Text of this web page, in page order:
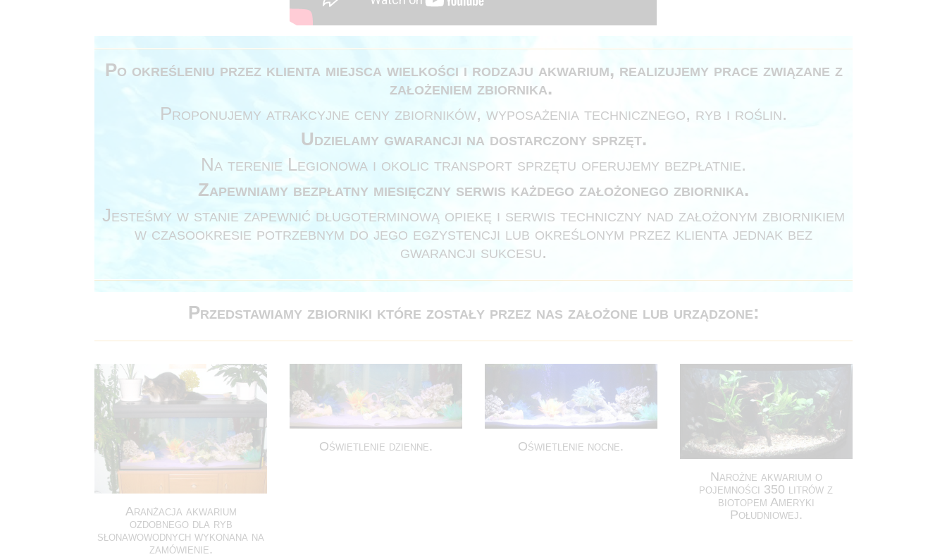
Po określeniu przez klienta miejsca wielkości i rodzaju akwarium, realizujemy prace związane z
założeniem zbiornika.
Proponujemy atrakcyjne ceny zbiorników, wyposażenia technicznego, ryb i roślin.
Udzielamy gwarancji na dostarczony sprzęt.
Na terenie Legionowa i okolic transport sprzętu oferujemy bezpłatnie.
Zapewniamy bezpłatny miesięczny serwis każdego założonego zbiornika.
Jesteśmy w stanie zapewnić długoterminową opiekę i serwis techniczny nad założonym zbiornikiem
w czasookresie potrzebnym do jego egzystencji lub określonym przez klienta jednak bez
gwarancji sukcesu.
Przedstawiamy zbiorniki które zostały przez nas założone lub urządzone:
Aranżacja akwarium
ozdobnego dla ryb
słonawowodnych wykonana na
zamówienie.
Oświetlenie dzienne. Oświetlenie nocne.
Narożne akwarium o
pojemności 350 litrów z
biotopem Ameryki
Południowej.